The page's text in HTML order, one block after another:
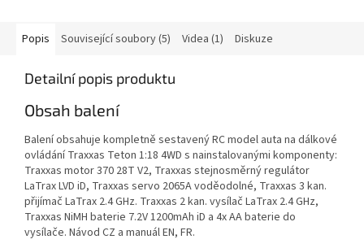
Popis Související soubory (5) Videa (1) Diskuze
Detailní popis produktu
Obsah balení
Balení obsahuje kompletně sestavený RC model auta na dálkové
ovládání Traxxas Teton 1:18 4WD s nainstalovanými komponenty:
Traxxas motor 370 28T V2, Traxxas stejnosměrný regulátor
LaTrax LVD iD, Traxxas servo 2065A voděodolné, Traxxas 3 kan.
přijímač LaTrax 2.4 GHz. Traxxas 2 kan. vysílač LaTrax 2.4 GHz,
Traxxas NiMH baterie 7.2V 1200mAh iD a 4x AA baterie do
vysílače. Návod CZ a manuál EN, FR.